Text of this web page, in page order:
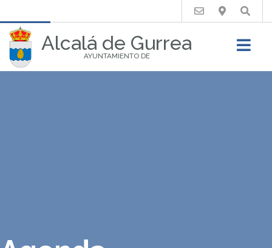
Alcalá de Gurrea
AYUNTAMIENTO DE
Buscar